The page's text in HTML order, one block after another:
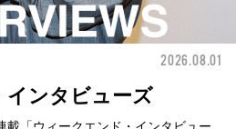
2026.08.01
インタビューズ
載「ウィークエンド・インタビュー